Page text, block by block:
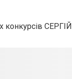
конкурсів СЕРГІЙ